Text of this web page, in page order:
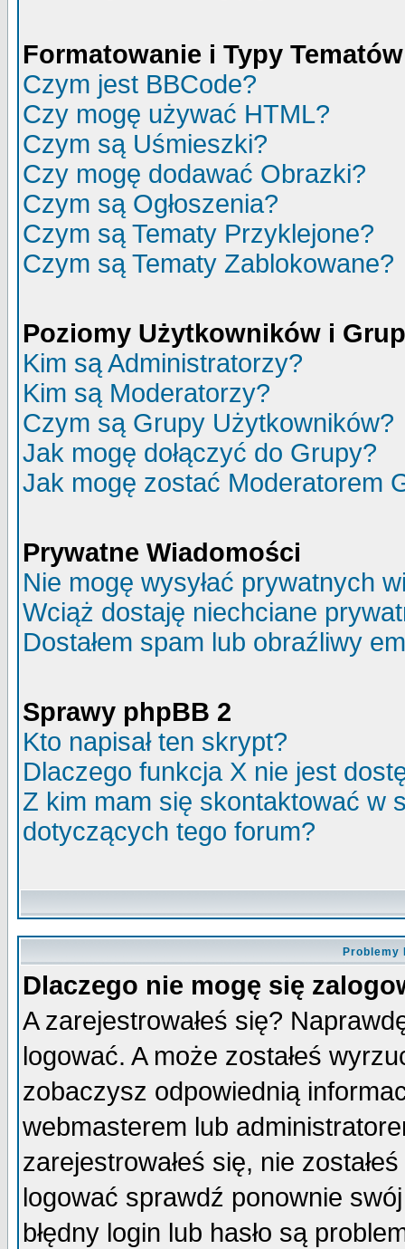
Formatowanie i Typy Tematów
Czym jest BBCode?
Czy mogę używać HTML?
Czym są Uśmieszki?
Czy mogę dodawać Obrazki?
Czym są Ogłoszenia?
Czym są Tematy Przyklejone?
Czym są Tematy Zablokowane?
Poziomy Użytkowników i
Kim są Administratorzy?
Kim są Moderatorzy?
Czym są Grupy Użytkowników?
Jak mogę dołączyć do Grupy?
Jak mogę zostać Moderatorem
Prywatne Wiadomości
Nie mogę wysyłać prywatnych
Wciąż dostaję niechciane
Dostałem spam lub obraźliwy
Sprawy phpBB 2
Kto napisał ten skrypt?
Dlaczego funkcja X nie jest
Z kim mam się skontaktować w
dotyczących tego forum?
Problemy
Dlaczego nie mogę się
A zarejestrowałeś się?
logować. A może zostałeś
zobaczysz odpowiednią
webmasterem lub
zarejestrowałeś się, nie
logować sprawdź ponownie
błędny login lub hasło są